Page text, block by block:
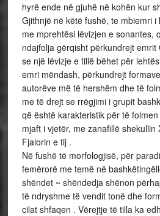
hyrë ende në gjuhë në kohën kur
Gjithnjë në këtë fushë, te mbiemri
me mprehtësi lëvizjen e sonantes,
ndajfolja gërqisht përkundrejt
se një lëvizje e tillë bëhet për
emri mëndash, përkundrejt
autorëve më të hershëm dhe të
me të drejt se rrëgjimi i grupit
që është karakteristik për të
mjaft i vjetër, me zanafillë shekullin
Fjalorin e tij .
Në fushë të morfologjisë, për
femërorë me temë në
shëndet ~ shëndedja shënon
të ndryshme të vendit tonë dhe
cilat shfaqen . Vërejtje të tilla ka